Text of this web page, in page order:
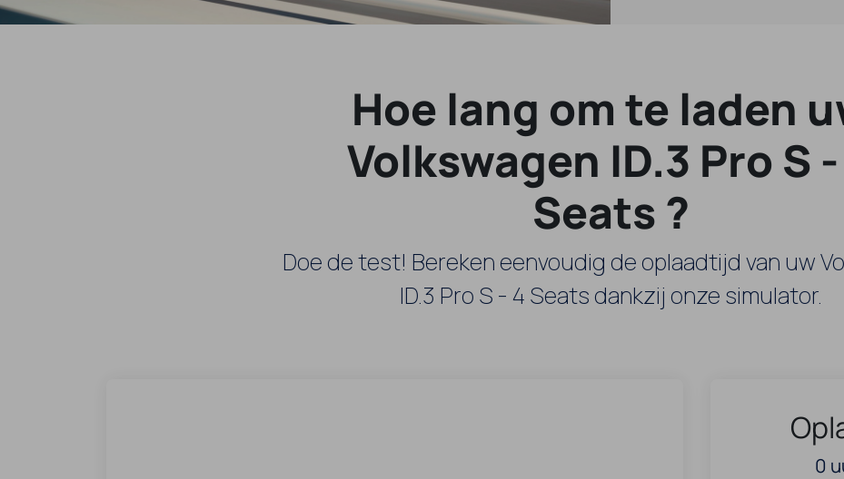
Hoe lang om te laden
Volkswagen ID.3 Pro S
Seats ?
Doe de test! Bereken eenvoudig de oplaadtijd van uw
ID.3 Pro S - 4 Seats dankzij onze simulator.
0